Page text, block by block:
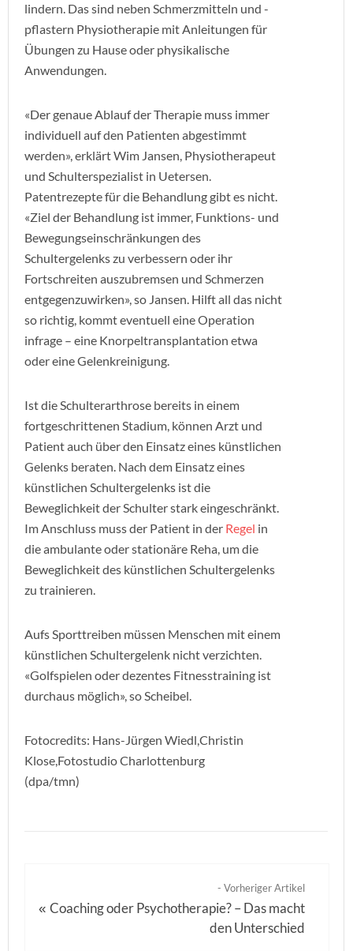
lindern. Das sind neben Schmerzmitteln und -
pflastern Physiotherapie mit Anleitungen für
Übungen zu Hause oder physikalische
Anwendungen.
«Der genaue Ablauf der Therapie muss immer
individuell auf den Patienten abgestimmt
werden», erklärt Wim Jansen, Physiotherapeut
und Schulterspezialist in Uetersen.
Patentrezepte für die Behandlung gibt es nicht.
«Ziel der Behandlung ist immer, Funktions- und
Bewegungseinschränkungen des
Schultergelenks zu verbessern oder ihr
Fortschreiten auszubremsen und Schmerzen
entgegenzuwirken», so Jansen. Hilft all das nicht
so richtig, kommt eventuell eine Operation
infrage – eine Knorpeltransplantation etwa
oder eine Gelenkreinigung.
Ist die Schulterarthrose bereits in einem
fortgeschrittenen Stadium, können Arzt und
Patient auch über den Einsatz eines künstlichen
Gelenks beraten. Nach dem Einsatz eines
künstlichen Schultergelenks ist die
Beweglichkeit der Schulter stark eingeschränkt.
Im Anschluss muss der Patient in der Regel in
die ambulante oder stationäre Reha, um die
Beweglichkeit des künstlichen Schultergelenks
zu trainieren.
Aufs Sporttreiben müssen Menschen mit einem
künstlichen Schultergelenk nicht verzichten.
«Golfspielen oder dezentes Fitnesstraining ist
durchaus möglich», so Scheibel.
Fotocredits: Hans-Jürgen Wiedl,Christin
Klose,Fotostudio Charlottenburg
(dpa/tmn)
- Vorheriger Artikel
«Coaching oder Psychotherapie? – Das macht
den Unterschied